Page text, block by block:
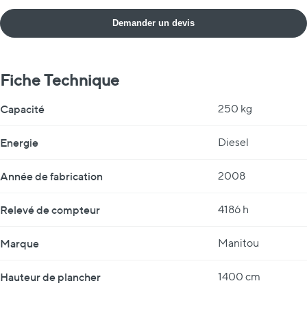
Demander un devis
Fiche Technique
Capacité 250 kg
Energie Diesel
Année de fabrication 2008
Relevé de compteur 4186 h
Marque Manitou
Hauteur de plancher 1400 cm